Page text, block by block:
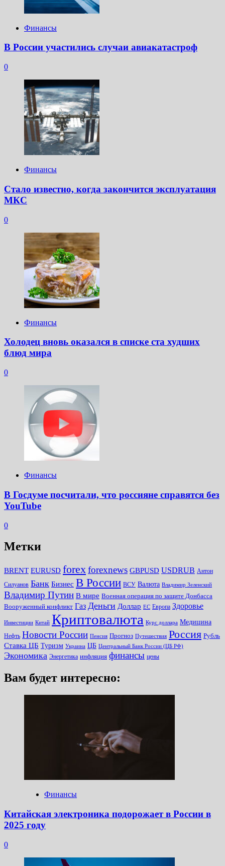
Финансы
В России участились случаи авиакатастроф
0
Финансы
Стало известно, когда закончится эксплуатация
МКС
0
Финансы
Холодец вновь оказался в списке ста худших
блюд мира
0
Финансы
В Госдуме посчитали, что россияне справятся без
YouTube
0
Метки
BRENT EURUSD forexforexnews GBPUSD USDRUB Антон
Силуанов Банк Бизнес В России ВСУ Валюта Владимир Зеленский
Владимир Путин В мире Военная операция по защите Донбасса
Вооруженный конфликт Газ Деньги Доллар ЕС Европа Здоровье
Инвестиции Китай Криптовалюта Курс доллара Медицина
Нефть Новости России Пенсия Прогноз Путешествия Россия Рубль
Ставка ЦБ Туризм Украина ЦБ Центральный Банк России (ЦБ РФ)
Экономика Энергетика инфляция финансы цены
Вам будет интересно:
Финансы
Китайская электроника подорожает в России в
2025 году
0